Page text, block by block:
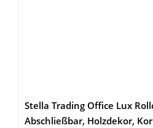
Stella Trading Office Lux
Abschließbar, Holzdekor,